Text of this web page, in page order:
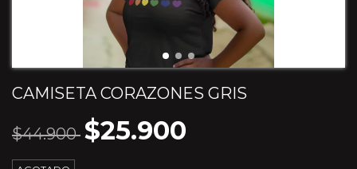
CAMISETA CORAZONES GRIS
$44.900 $25.900